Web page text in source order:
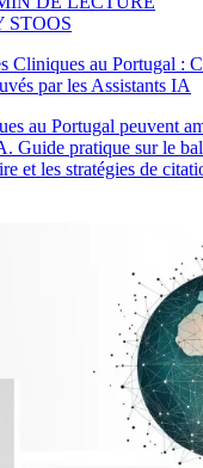
STOOS
Cliniques au Portugal :
par les Assistants IA
au Portugal peuvent
Guide pratique sur le
et les stratégies de